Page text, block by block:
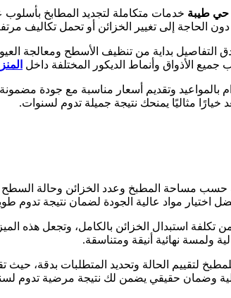
حي طيبة خدمات متكاملة لتجديد المطابخ بأسلوب
الحاجة إلى تغيير الخزائن أو تحمل تكاليف
التفاصيل بداية من تنظيف الأسطح ومعالجة
الأذواق وأنماط الديكور المختلفة داخل
بالمواعيد وتقديم أسعار مناسبة مع جودة
مثاليًا يمنحك نتيجة جميلة تدوم لسنوات.
حسب مساحة المطبخ وعدد الخزائن وحالة السطح
اختيار مواد عالية الجودة لضمان نتيجة تدوم
تكلفة استبدال الخزائن بالكامل، وتجعل هذه
ولمسة نهائية أنيقة ومتناسقة.
لتقييم الحالة وتحديد المتطلبات بدقة، حيث
وضمان حقيقي يضمن لك نتيجة مرضية تدوم